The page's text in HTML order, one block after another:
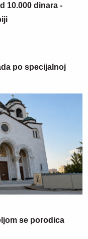
10.000 dinara -
po specijalnoj
se porodica